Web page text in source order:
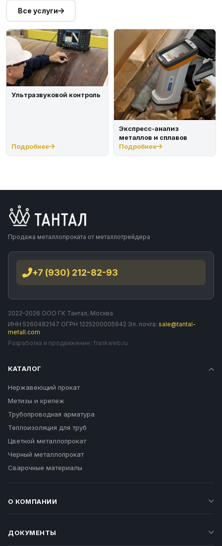
Все услуги
Ультразвуковой контроль
Подробнее
Экспресс-анализ
металлов и сплавов
Подробнее
Продажа металлопроката от металлотрейдера
+7 (930) 212-82-93
2022–2026 ООО ГК Тантал, Москва
ИНН 5260482147 ОГРН 1225200005942 Эл. почта: sale@tantal-
metall.com
Разработка и продвижение: frankweb.ru
КАТАЛОГ
Нержавеющий прокат
Метизы и крепеж
Трубопроводная арматура
Теплоизоляция для труб
Цветной металлопрокат
Черный металлопрокат
Сварочные материалы
О КОМПАНИИ
ДОКУМЕНТЫ